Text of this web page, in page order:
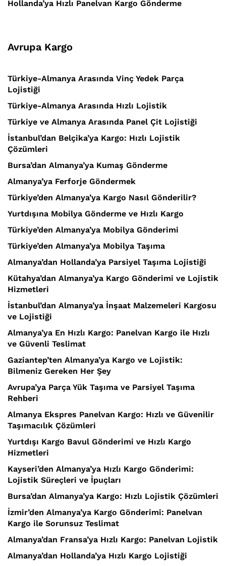
Hollanda’ya Hızlı Panelvan Kargo Gönderme
Avrupa Kargo
Türkiye-Almanya Arasında Vinç Yedek Parça
Lojistiği
Türkiye-Almanya Arasında Hızlı Lojistik
Türkiye ve Almanya Arasında Panel Çit Lojistiği
İstanbul’dan Belçika’ya Kargo: Hızlı Lojistik
Çözümleri
Bursa’dan Almanya’ya Kumaş Gönderme
Almanya’ya Ferforje Göndermek
Türkiye’den Almanya’ya Kargo Nasıl Gönderilir?
Yurtdışına Mobilya Gönderme ve Hızlı Kargo
Türkiye’den Almanya’ya Mobilya Gönderimi
Türkiye’den Almanya’ya Mobilya Taşıma
Almanya’dan Hollanda’ya Parsiyel Taşıma Lojistiği
Kütahya’dan Almanya’ya Kargo Gönderimi ve Lojistik
Hizmetleri
İstanbul’dan Almanya’ya İnşaat Malzemeleri Kargosu
ve Lojistiği
Almanya’ya En Hızlı Kargo: Panelvan Kargo ile Hızlı
ve Güvenli Teslimat
Gaziantep’ten Almanya’ya Kargo ve Lojistik:
Bilmeniz Gereken Her Şey
Avrupa’ya Parça Yük Taşıma ve Parsiyel Taşıma
Rehberi
Almanya Ekspres Panelvan Kargo: Hızlı ve Güvenilir
Taşımacılık Çözümleri
Yurtdışı Kargo Bavul Gönderimi ve Hızlı Kargo
Hizmetleri
Kayseri’den Almanya’ya Hızlı Kargo Gönderimi:
Lojistik Süreçleri ve İpuçları
Bursa’dan Almanya’ya Kargo: Hızlı Lojistik Çözümleri
İzmir’den Almanya’ya Kargo Gönderimi: Panelvan
Kargo ile Sorunsuz Teslimat
Almanya’dan Fransa’ya Hızlı Kargo: Panelvan Lojistik
Almanya’dan Hollanda’ya Hızlı Kargo Lojistiği